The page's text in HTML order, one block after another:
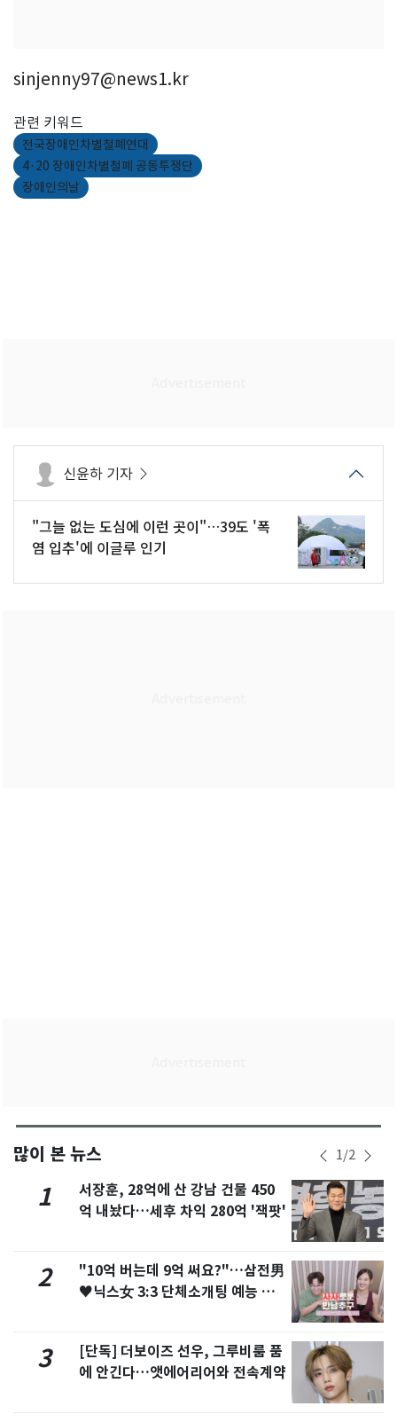
sinjenny97@news1.kr
관련 키워드
전국장애인차별철폐연대
4·20 장애인차별철폐 공동투쟁단
장애인의날
신윤하 기자
"그늘 없는 도심에 이런 곳이"…39도 '폭
염 입추'에 이글루 인기
많이 본 뉴스 1/2
1
서장훈, 28억에 산 강남 건물 450
억 내놨다…세후 차익 280억 '잭팟'
2
"10억 버는데 9억 써요?"…삼전男
♥닉스女 3:3 단체소개팅 예능 화
3
[단독] 더보이즈 선우, 그루비룸 품
에 안긴다…앳에어리어와 전속계약